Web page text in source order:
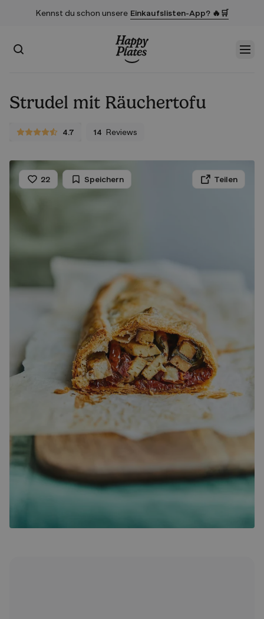
Kennst du schon unsere Einkaufslisten-App? 🔥🛒
Suchen
Strudel mit Räuchertofu
4.7
4.7 von 5 Sternen 14 Reviews
22
Liken
Speichern Teilen